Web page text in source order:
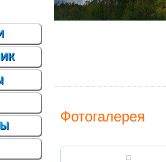
Фотогалерея